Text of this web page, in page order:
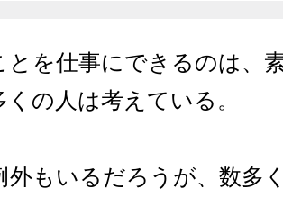
とを仕事にできるのは、
の人は考えている。
外もいるだろうが、数多